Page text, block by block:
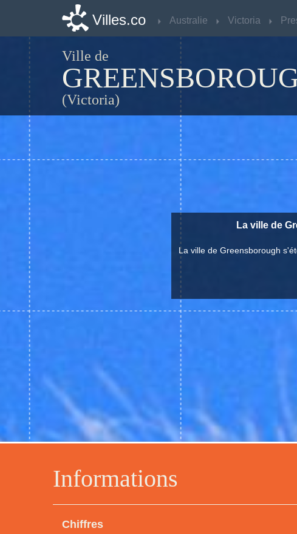
Villes.co Australie Victoria
Ville de
(Victoria)
Informations
Chiffres
La ville de
La ville de Greensborough
Villes.co Australie Victoria